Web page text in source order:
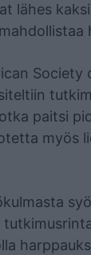
lähes
paitsi
myös